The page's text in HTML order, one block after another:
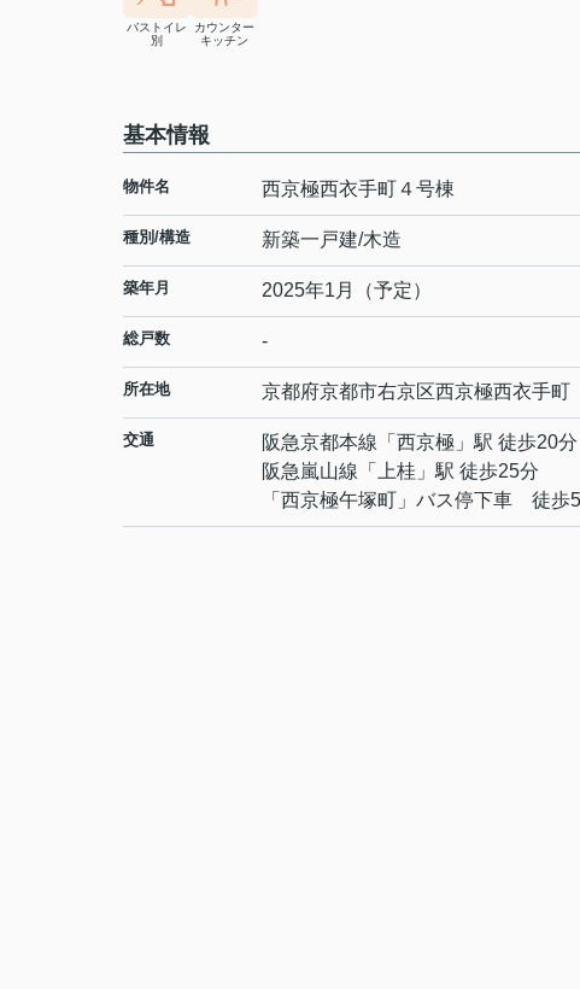
バストイレ
別
カウンター
キッチン
基本情報
物件名 西京極西衣手町４号棟
種別/構造 新築一戸建/木造
築年月 2025年1月（予定）
総戸数 -
所在地 京都府京都市右京区西京極西衣手町
交通 阪急京都本線 「 西京極 」駅 徒歩20分
阪急嵐山線 「 上桂 」駅 徒歩25分
「西京極午塚町」バス停下車 徒歩